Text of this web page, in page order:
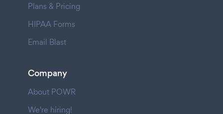
Plans & Pricing
HIPAA Forms
Email Blast
Company
About POWR
We're hiring!